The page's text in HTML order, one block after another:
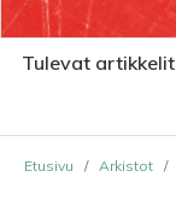
Tulevat artikkelit
Etusivu / Arkistot /